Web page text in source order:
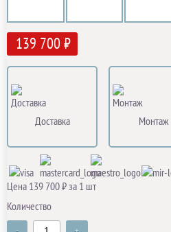
139 700 ₽
Доставка Монтаж
Цена 139 700 ₽ за 1 шт
Количество